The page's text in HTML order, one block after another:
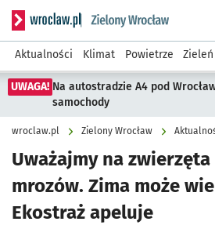
Serwis informacyjny wroclaw.pl
Aktualności Klimat Powietrze
UWAGA! Na autostradzie A4 pod
samochody
wroclaw.pl Zielony Wrocław
Uważajmy na zwierzęta
mrozów. Zima może
Ekostraż apeluje